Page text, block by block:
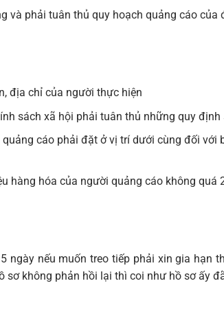
và phải tuân thủ quy hoạch quảng cáo của
địa chỉ của người thực hiện
sách xã hội phải tuân thủ những quy định
cáo phải đặt ở vị trí dưới cùng đối với
hàng hóa của người quảng cáo không quá
ngày nếu muốn treo tiếp phải xin gia hạn
sơ không phản hồi lại thì coi như hồ sơ ấy